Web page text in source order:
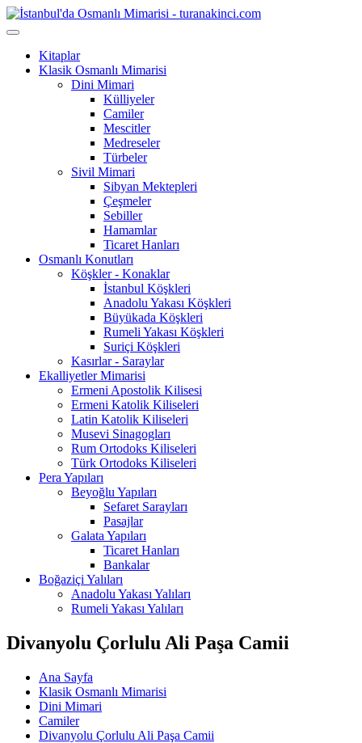
Kitaplar
Klasik Osmanlı Mimarisi
Dini Mimari
Külliyeler
Camiler
Mescitler
Medreseler
Türbeler
Sivil Mimari
Sibyan Mektepleri
Çeşmeler
Sebiller
Hamamlar
Ticaret Hanları
Osmanlı Konutları
Köşkler - Konaklar
İstanbul Köşkleri
Anadolu Yakası Köşkleri
Büyükada Köşkleri
Rumeli Yakası Köşkleri
Suriçi Köşkleri
Kasırlar - Saraylar
Ekalliyetler Mimarisi
Ermeni Apostolik Kilisesi
Ermeni Katolik Kiliseleri
Latin Katolik Kiliseleri
Musevi Sinagogları
Rum Ortodoks Kiliseleri
Türk Ortodoks Kiliseleri
Pera Yapıları
Beyoğlu Yapıları
Sefaret Sarayları
Pasajlar
Galata Yapıları
Ticaret Hanları
Bankalar
Boğaziçi Yalıları
Anadolu Yakası Yalıları
Rumeli Yakası Yalıları
Divanyolu Çorlulu Ali Paşa Camii
Ana Sayfa
Klasik Osmanlı Mimarisi
Dini Mimari
Camiler
Divanyolu Çorlulu Ali Paşa Camii